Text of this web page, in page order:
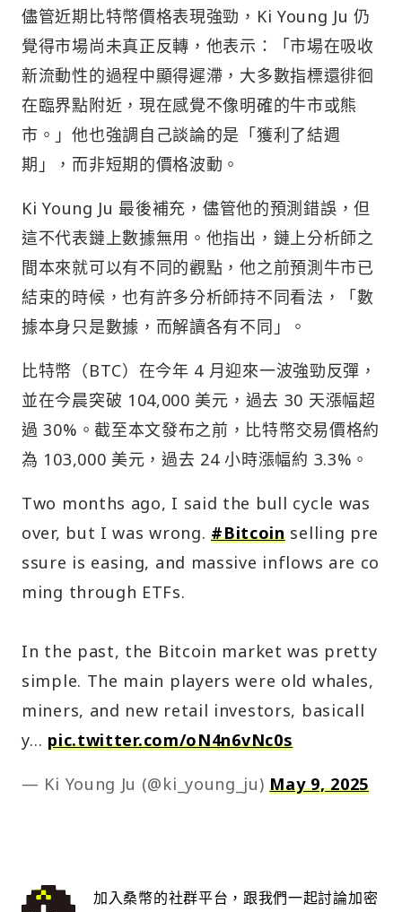
儘管近期比特幣價格表現強勁，Ki Young Ju 仍
覺得市場尚未真正反轉，他表示：「市場在吸收
新流動性的過程中顯得遲滯，大多數指標還徘徊
在臨界點附近，現在感覺不像明確的牛市或熊
市。」他也強調自己談論的是「獲利了結週
期」，而非短期的價格波動。
Ki Young Ju 最後補充，儘管他的預測錯誤，但
這不代表鏈上數據無用。他指出，鏈上分析師之
間本來就可以有不同的觀點，他之前預測牛市已
結束的時候，也有許多分析師持不同看法，「數
據本身只是數據，而解讀各有不同」。
比特幣（BTC）在今年 4 月迎來一波強勁反彈，
並在今晨突破 104,000 美元，過去 30 天漲幅超
過 30%。截至本文發布之前，比特幣交易價格約
為 103,000 美元，過去 24 小時漲幅約 3.3%。
Two months ago, I said the bull cycle was
over, but I was wrong.#Bitcoinselling pre
ssure is easing, and massive inflows are co
ming through ETFs.
In the past, the Bitcoin market was pretty
simple. The main players were old whales,
miners, and new retail investors, basicall
y…pic.twitter.com/oN4n6vNc0s
— Ki Young Ju (@ki_young_ju)May 9, 2025
加入桑幣的社群平台，跟我們一起討論加密